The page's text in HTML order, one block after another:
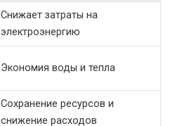
Снижает затраты на
электроэнергию
Экономия воды и тепла
Сохранение ресурсов и
снижение расходов